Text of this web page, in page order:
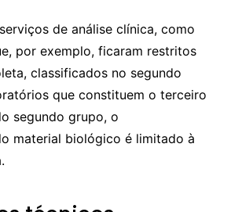
de análise clínica, como
por exemplo, ficaram restritos
classificados no segundo
que constituem o terceiro
segundo grupo, o
material biológico é limitado à